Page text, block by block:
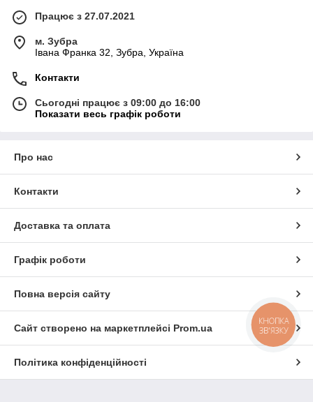
Працює з 27.07.2021
м. Зубра
Івана Франка 32, Зубра, Україна
Контакти
Сьогодні працює з 09:00 до 16:00
Показати весь графік роботи
Про нас
Контакти
Доставка та оплата
Графік роботи
Повна версія сайту
Сайт створено на маркетплейсі Prom.ua
Політика конфіденційності
КНОПКА
ЗВ'ЯЗКУ